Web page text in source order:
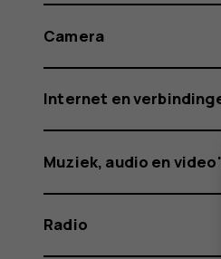
Camera
Internet en
Muziek, audio en
Radio